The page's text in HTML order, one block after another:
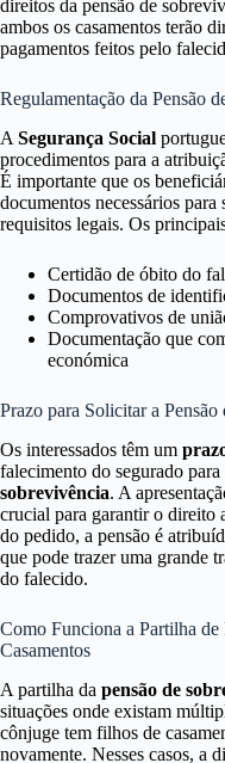
direitos da pensão de
ambos os casamentos terão
pagamentos feitos pelo
Regulamentação da Pensão
A Segurança Social
procedimentos para a
É importante que os
documentos necessários
requisitos legais. Os
Certidão de óbito do
Documentos de
Comprovativos de
Documentação que
económica
Prazo para Solicitar a
Os interessados têm um
falecimento do segurado para
sobrevivência. A
crucial para garantir o direito
do pedido, a pensão é
que pode trazer uma grande
do falecido.
Como Funciona a Partilha
Casamentos
A partilha da pensão de
situações onde existam
cônjuge tem filhos de
novamente. Nesses casos, a